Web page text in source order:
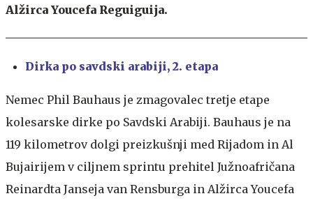
Alžirca Youcefa Reguiguija.
Dirka po savdski arabiji, 2. etapa
Nemec Phil Bauhaus je zmagovalec tretje etape
kolesarske dirke po Savdski Arabiji. Bauhaus je na
119 kilometrov dolgi preizkušnji med Rijadom in Al
Bujairijem v ciljnem sprintu prehitel Južnoafričana
Reinardta Janseja van Rensburga in Alžirca Youcefa